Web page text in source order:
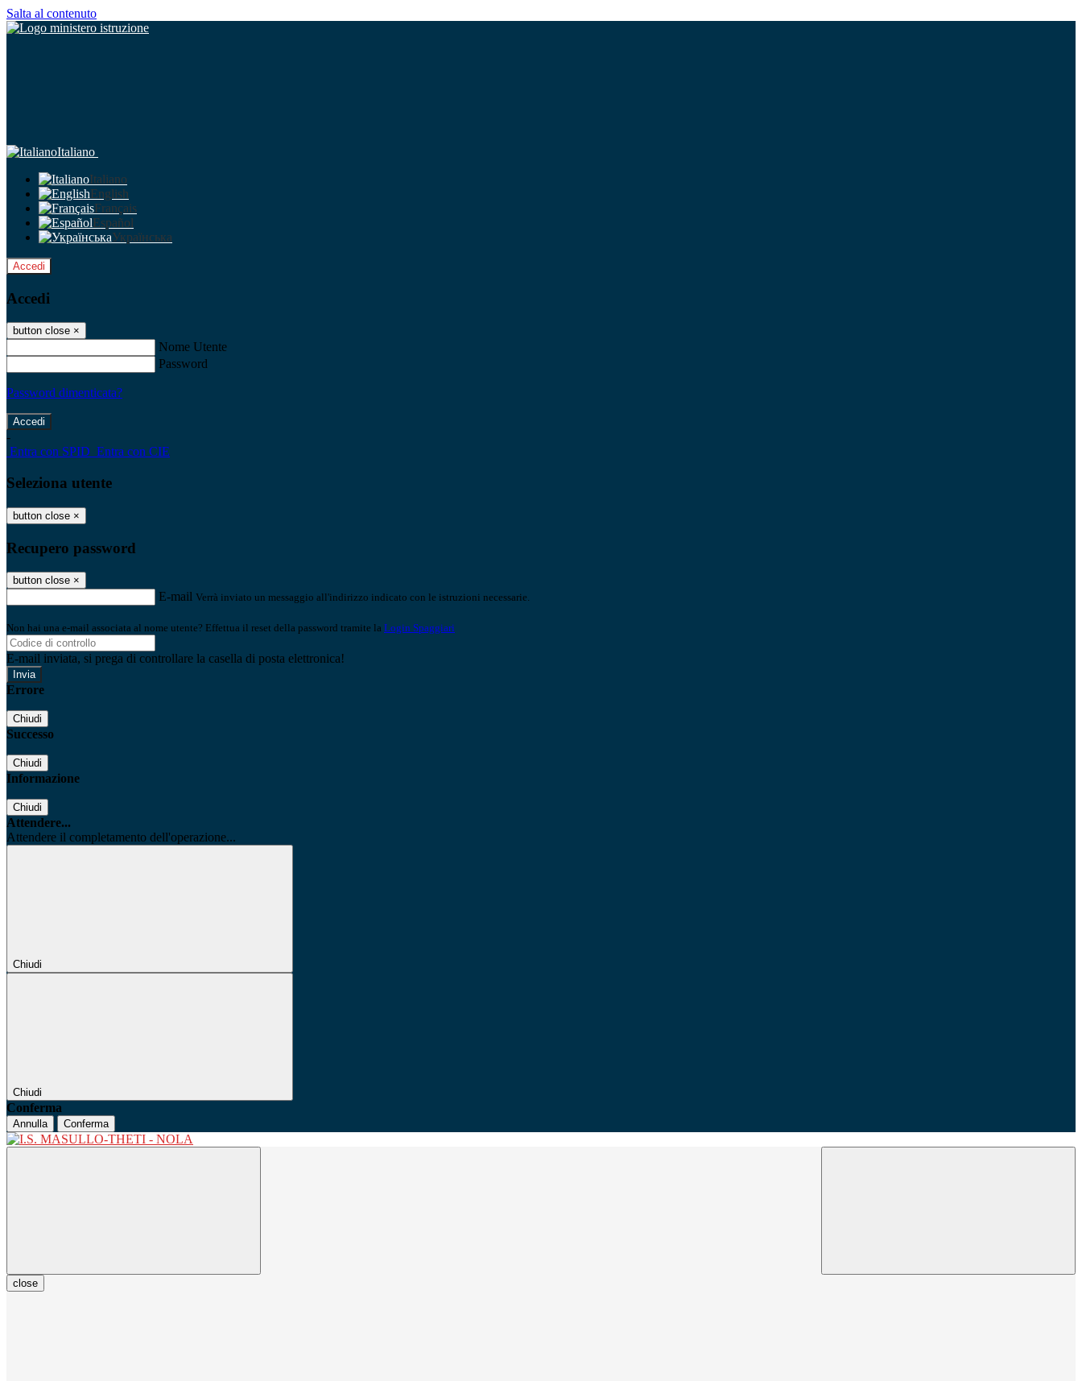
Salta al contenuto
Italiano
Italiano
English
Français
Español
Українська
Accedi
Accedi
button close ×
Nome Utente
Password
Password dimenticata?
-
Entra con SPID Entra con CIE
Seleziona utente
button close ×
Recupero password
button close ×
E-mail Verrà inviato un messaggio all'indirizzo indicato con le istruzioni necessarie.
Non hai una e-mail associata al nome utente? Effettua il reset della password tramite la Login Spaggiari
E-mail inviata, si prega di controllare la casella di posta elettronica!
Errore
Chiudi
Successo
Chiudi
Informazione
Chiudi
Attendere...
Attendere il completamento dell'operazione...
Chiudi
Chiudi
Conferma
Annulla Conferma
close